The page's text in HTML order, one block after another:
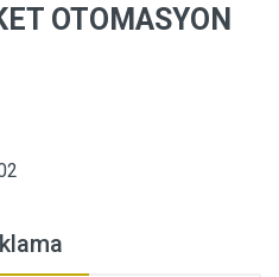
OTOMASYON